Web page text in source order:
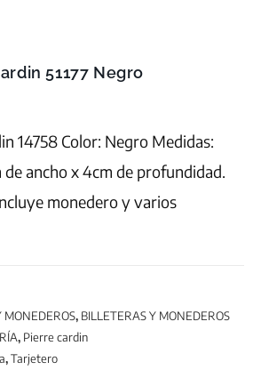
51177 Negro
14758 Color: Negro Medidas:
de ancho x 4cm de profundidad.
monedero y varios
MONEDEROS, BILLETERAS Y MONEDEROS
, Pierre cardin
,Tarjetero